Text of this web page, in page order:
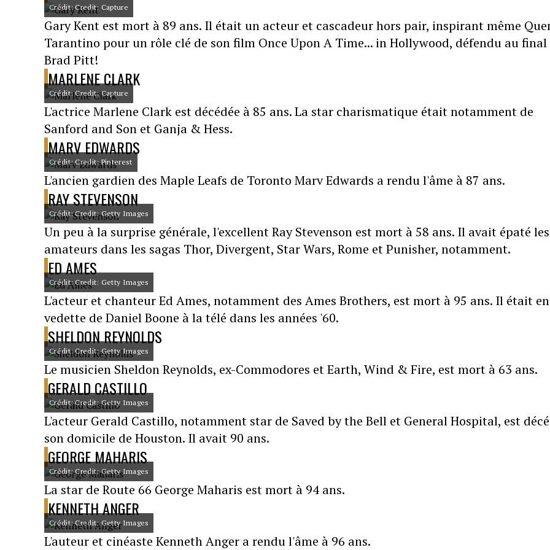
Crédit: Credit: Capture
Gary Kent est mort à 89 ans. Il était un acteur et cascadeur hors pair, inspirant même
Tarantino pour un rôle clé de son film Once Upon A Time... in Hollywood, défendu au
Brad Pitt!
MARLENE CLARK
Crédit: Credit: Capture
L'actrice Marlene Clark est décédée à 85 ans. La star charismatique était notamment de
Sanford and Son et Ganja & Hess.
MARV EDWARDS
Crédit: Credit: Pinterest
L'ancien gardien des Maple Leafs de Toronto Marv Edwards a rendu l'âme à 87 ans.
RAY STEVENSON
Crédit: Credit: Getty Images
Un peu à la surprise générale, l'excellent Ray Stevenson est mort à 58 ans. Il avait épaté les
amateurs dans les sagas Thor, Divergent, Star Wars, Rome et Punisher, notamment.
ED AMES
Crédit: Credit: Getty Images
L'acteur et chanteur Ed Ames, notamment des Ames Brothers, est mort à 95 ans. Il était en
vedette de Daniel Boone à la télé dans les années '60.
SHELDON REYNOLDS
Crédit: Credit: Getty Images
Le musicien Sheldon Reynolds, ex-Commodores et Earth, Wind & Fire, est mort à 63 ans.
GERALD CASTILLO
Crédit: Credit: Getty Images
L'acteur Gerald Castillo, notamment star de Saved by the Bell et General Hospital, est
son domicile de Houston. Il avait 90 ans.
GEORGE MAHARIS
Crédit: Credit: Getty Images
La star de Route 66 George Maharis est mort à 94 ans.
KENNETH ANGER
Crédit: Credit: Getty Images
L'auteur et cinéaste Kenneth Anger a rendu l'âme à 96 ans.